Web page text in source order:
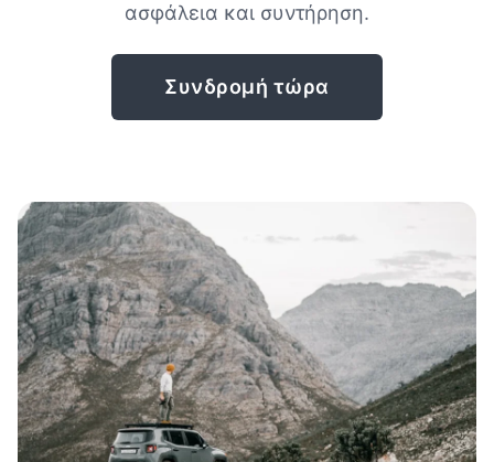
ασφάλεια και συντήρηση.
Συνδρομή τώρα